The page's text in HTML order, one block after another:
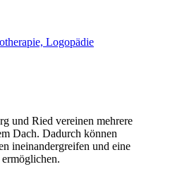
Logopädie
und Ried vereinen mehrere
Dach. Dadurch können
ineinandergreifen und eine